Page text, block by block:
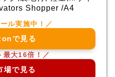
Shopper /A4
で見る
場で見る